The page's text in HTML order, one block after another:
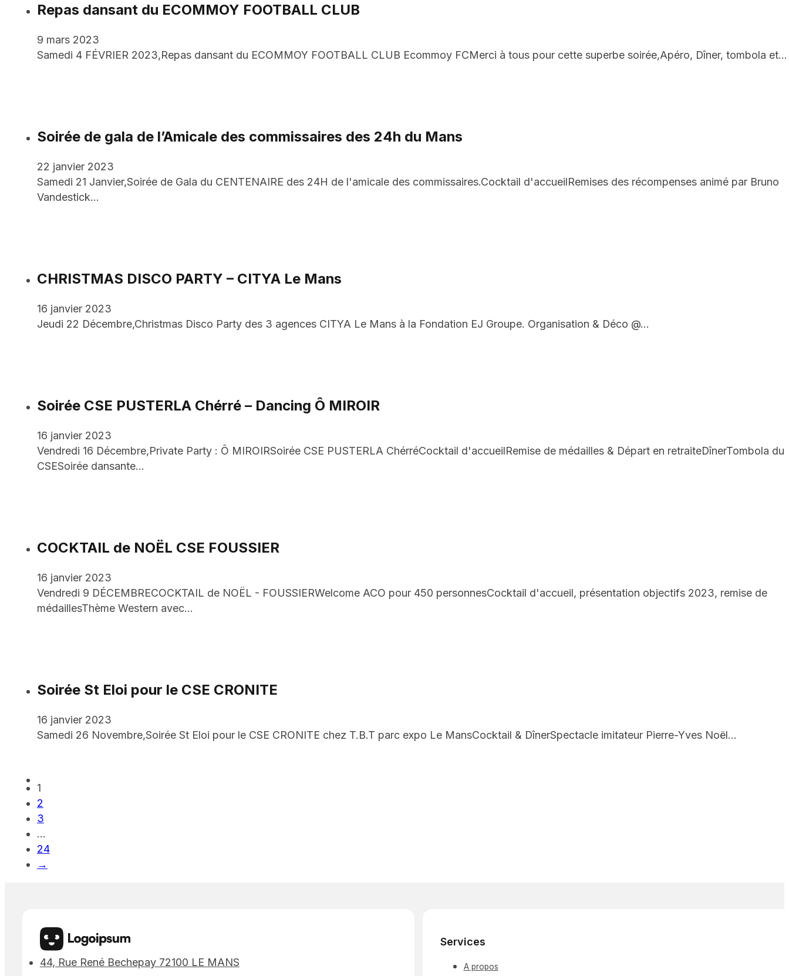
Repas dansant du ECOMMOY FOOTBALL CLUB
9 mars 2023
Samedi 4 FÉVRIER 2023,Repas dansant du ECOMMOY FOOTBALL CLUB Ecommoy FCMerci à tous pour cette superbe soirée,Apéro, Dîner, tombola et…
Soirée de gala de l’Amicale des commissaires des 24h du Mans
22 janvier 2023
Samedi 21 Janvier,Soirée de Gala du CENTENAIRE des 24H de l'amicale des commissaires.Cocktail d'accueilRemises des récompenses animé par Bruno
Vandestick…
CHRISTMAS DISCO PARTY – CITYA Le Mans
16 janvier 2023
Jeudi 22 Décembre,Christmas Disco Party des 3 agences CITYA Le Mans à la Fondation EJ Groupe. Organisation & Déco @…
Soirée CSE PUSTERLA Chérré – Dancing Ô MIROIR
16 janvier 2023
Vendredi 16 Décembre,Private Party : Ô MIROIRSoirée CSE PUSTERLA ChérréCocktail d'accueilRemise de médailles & Départ en retraiteDînerTombola du
CSESoirée dansante…
COCKTAIL de NOËL CSE FOUSSIER
16 janvier 2023
Vendredi 9 DÉCEMBRECOCKTAIL de NOËL - FOUSSIERWelcome ACO pour 450 personnesCocktail d'accueil, présentation objectifs 2023, remise de
médaillesThème Western avec…
Soirée St Eloi pour le CSE CRONITE
16 janvier 2023
Samedi 26 Novembre,Soirée St Eloi pour le CSE CRONITE chez T.B.T parc expo Le MansCocktail & DînerSpectacle imitateur Pierre-Yves Noël…
1
2
3
…
24
→
44, Rue René Bechepay 72100 LE MANS
Services
A propos